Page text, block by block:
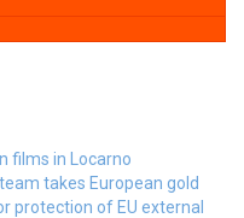
films in Locarno
takes European gold
protection of EU external